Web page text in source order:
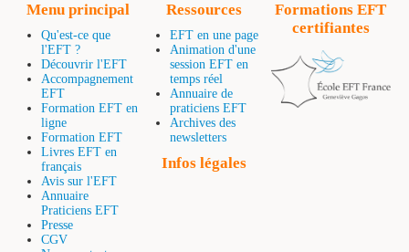
Menu principal
Qu'est-ce que
l'EFT ?
Découvrir l'EFT
Accompagnement
EFT
Formation EFT en
ligne
Formation EFT
Livres EFT en
français
Avis sur l'EFT
Annuaire
Praticiens EFT
Presse
CGV
Ressources
EFT en une page
Animation d'une
session EFT en
temps réel
Annuaire de
praticiens EFT
Archives des
newsletters
Infos légales
Formations EFT
certifiantes